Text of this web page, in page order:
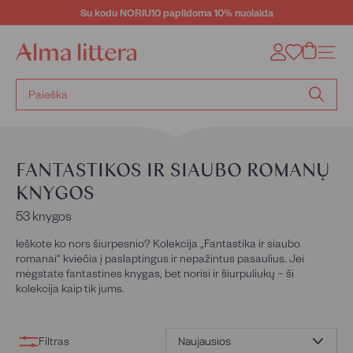
į
turinį
Su kodu NORIU10 papildoma 10% nuolaida
„A
l
m
l
e
r
a“
Ieškoti
autorių
FANTASTIKOS IR SIAUBO ROMANŲ
KNYGOS
53 knygos
Ieškote ko nors šiurpesnio? Kolekcija „Fantastika ir siaubo
romanai“ kviečia į paslaptingus ir nepažintus pasaulius. Jei
mėgstate fantastines knygas, bet norisi ir šiurpuliukų – ši
kolekcija kaip tik jums.
Filtras Rūšiuoti